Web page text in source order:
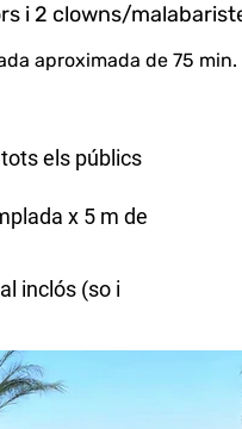
i 2 clowns/
aproximada de 75
els públics
x 5 m de
inclós (so i